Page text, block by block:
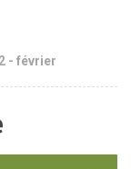
- février